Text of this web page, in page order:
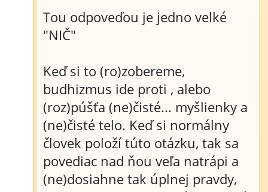
Tou odpoveďou je jedno velké
"NIČ"
Keď si to (ro)zobereme,
budhizmus ide proti , alebo
(roz)púšťa (ne)čisté... myšlienky a
(ne)čisté telo. Keď si normálny
človek položí túto otázku, tak sa
povediac nad ňou veľa natrápi a
(ne)dosiahne tak úplnej pravdy,